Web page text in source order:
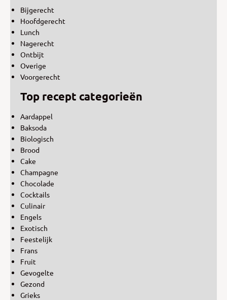
Bijgerecht
Hoofdgerecht
Lunch
Nagerecht
Ontbijt
Overige
Voorgerecht
Top recept categorieën
Aardappel
Baksoda
Biologisch
Brood
Cake
Champagne
Chocolade
Cocktails
Culinair
Engels
Exotisch
Feestelijk
Frans
Fruit
Gevogelte
Gezond
Grieks